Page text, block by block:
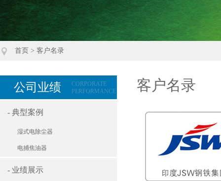
首页 > 客户名录
公司业绩
CORPORATE
PERFORMANCE
- 典型案例
湿式电除尘器
电捕焦油器
- 业绩展示
客户名录